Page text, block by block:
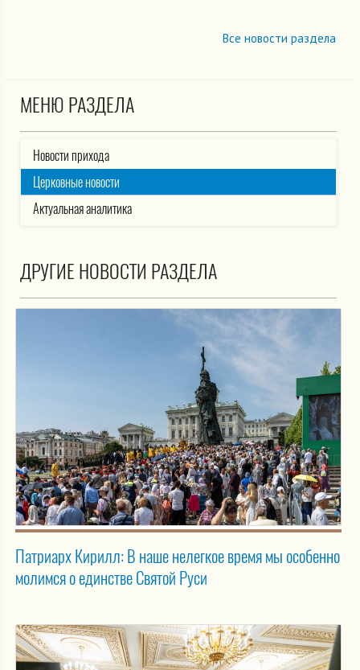
Все новости раздела
МЕНЮ РАЗДЕЛА
Новости прихода
Церковные новости
Актуальная аналитика
ДРУГИЕ НОВОСТИ РАЗДЕЛА
Патриарх Кирилл: В наше нелегкое время мы особенно
молимся о единстве Святой Руси